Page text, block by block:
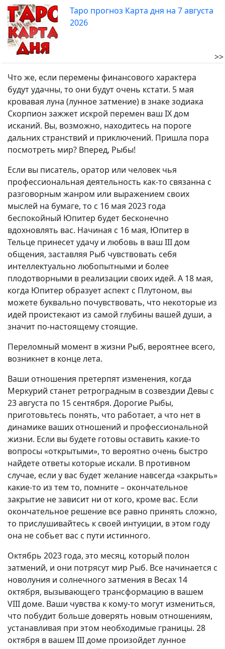
Таро прогноз Карта дня на 7 августа
2026
>>
Что же, если перемены финансового характера
будут удачны, то они будут очень кстати. 5 мая
кровавая луна (лунное затмение) в знаке зодиака
Скорпион зажжет искрой перемен ваш IX дом
исканий. Вы, возможно, находитесь на пороге
дальних странствий и приключений. Пришла пора
посмотреть мир? Вперед, Рыбы!
Если вы писатель, оратор или человек чья
профессиональная деятельность как-то связанна с
разговорным жанром или выражением своих
мыслей на бумаге, то с 16 мая 2023 года
беспокойный Юпитер будет бесконечно
вдохновлять вас. Начиная с 16 мая, Юпитер в
Тельце принесет удачу и любовь в ваш III дом
общения, заставляя Рыб чувствовать себя
интеллектуально любопытными и более
плодотворными в реализации своих идей. А 18 мая,
когда Юпитер образует аспект с Плутоном, вы
можете буквально почувствовать, что некоторые из
идей проистекают из самой глубины вашей души, а
значит по-настоящему стоящие.
Переломный момент в жизни Рыб, вероятнее всего,
возникнет в конце лета.
Ваши отношения претерпят изменения, когда
Меркурий станет ретроградным в созвездии Девы с
23 августа по 15 сентября. Дорогие Рыбы,
приготовьтесь понять, что работает, а что нет в
динамике ваших отношений и профессиональной
жизни. Если вы будете готовы оставить какие-то
вопросы «открытыми», то вероятно очень быстро
найдете ответы которые искали. В противном
случае, если у вас будет желание навсегда «закрыть»
какие-то из тем то, помните – окончательное
закрытие не зависит ни от кого, кроме вас. Если
окончательное решение все равно принять сложно,
то прислушивайтесь к своей интуиции, в этом году
она не собьет вас с пути истинного.
Октябрь 2023 года, это месяц, который полон
затмений, и они потрясут мир Рыб. Все начинается с
новолуния и солнечного затмения в Весах 14
октября, вызывающего трансформацию в вашем
VIII доме. Ваши чувства к кому-то могут измениться,
что побудит больше доверять новым отношениям,
устанавливая при этом необходимые границы. 28
октября в вашем III доме произойдет лунное